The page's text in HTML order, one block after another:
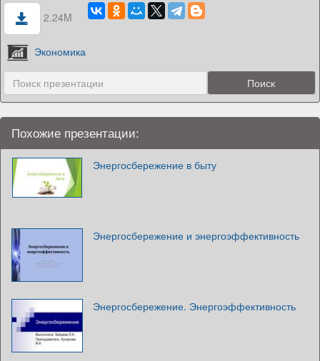
2.24M
Экономика
Похожие презентации:
Энергосбережение в быту
Энергосбережение и энергоэффективность
Энергосбережение. Энергоэффективность